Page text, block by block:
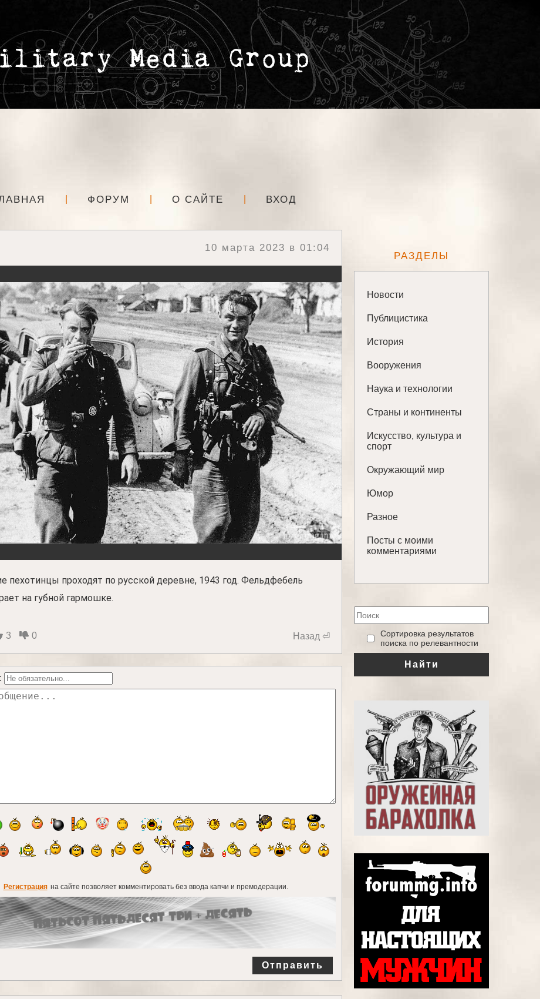
ФОРУМ О САЙТЕ ВХОД
10 марта 2023 в 01:04
пехотинцы проходят по русской деревне, 1943 год. Фельдфебель
на губной гармошке.
3 0 Назад ⏎
Регистрация на сайте позволяет комментировать без ввода капчи и премодерации.
Отправить
РАЗДЕЛЫ
Новости
Публицистика
История
Вооружения
Наука и технологии
Страны и континенты
Искусство, культура и
спорт
Окружающий мир
Юмор
Разное
Посты с моими
комментариями
‎Сортировка результатов
поиска по релевантности
Найти